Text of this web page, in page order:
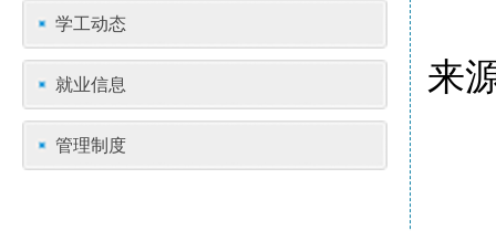
学工动态
就业信息
管理制度
来